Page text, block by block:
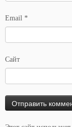
Email *
Сайт